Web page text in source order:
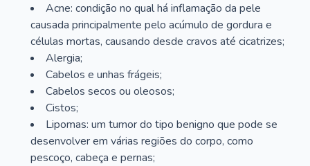
Acne: condição no qual há inflamação da pele
causada principalmente pelo acúmulo de gordura e
células mortas, causando desde cravos até cicatrizes;
Alergia;
Cabelos e unhas frágeis;
Cabelos secos ou oleosos;
Cistos;
Lipomas: um tumor do tipo benigno que pode se
desenvolver em várias regiões do corpo, como
pescoço, cabeça e pernas;